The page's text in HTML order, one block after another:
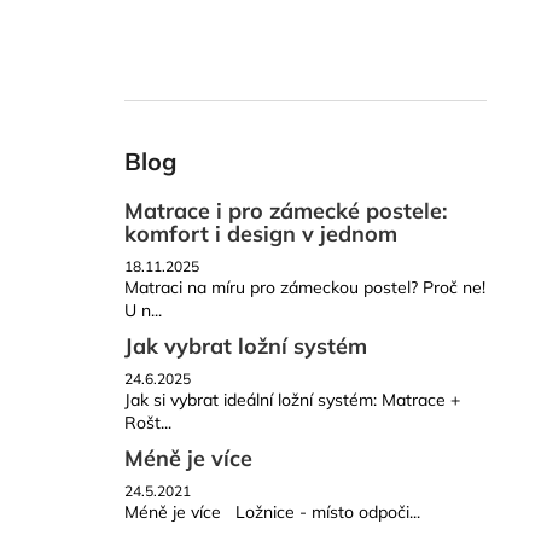
Blog
Matrace i pro zámecké postele:
komfort i design v jednom
18.11.2025
Matraci na míru pro zámeckou postel? Proč ne!
U n...
Jak vybrat ložní systém
24.6.2025
Jak si vybrat ideální ložní systém: Matrace +
Rošt...
Méně je více
24.5.2021
Méně je více Ložnice - místo odpoči...